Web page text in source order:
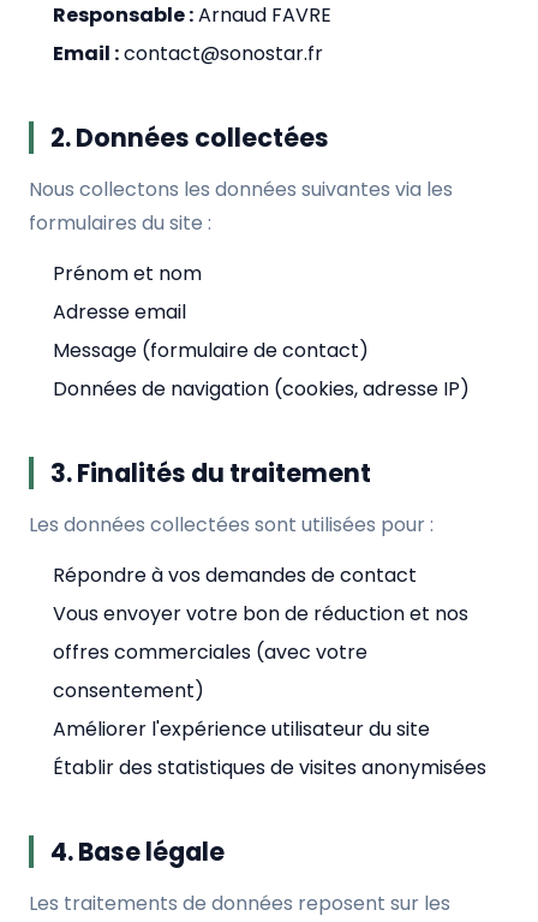
Responsable :Arnaud FAVRE
Email :contact@sonostar.fr
2. Données collectées
Nous collectons les données suivantes via les
formulaires du site :
Prénom et nom
Adresse email
Message (formulaire de contact)
Données de navigation (cookies, adresse IP)
3. Finalités du traitement
Les données collectées sont utilisées pour :
Répondre à vos demandes de contact
Vous envoyer votre bon de réduction et nos
offres commerciales (avec votre
consentement)
Améliorer l'expérience utilisateur du site
Établir des statistiques de visites anonymisées
4. Base légale
Les traitements de données reposent sur les